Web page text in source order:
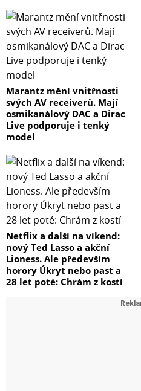
Marantz mění vnitřnosti
svých AV receiverů. Mají
osmikanálový DAC a Dirac
Live podporuje i tenký
model
Netflix a další na víkend:
nový Ted Lasso a akční
Lioness. Ale především
horory Úkryt nebo past a
28 let poté: Chrám z kostí